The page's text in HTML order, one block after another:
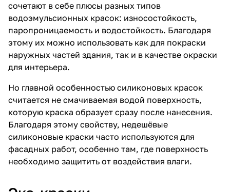
сочетают в себе плюсы разных типов
водоэмульсионных красок: износостойкость,
паропроницаемость и водостойкость. Благодаря
этому их можно использовать как для покраски
наружных частей здания, так и в качестве окраски
для интерьера.
Но главной особенностью силиконовых красок
считается не смачиваемая водой поверхность,
которую краска образует сразу после нанесения.
Благодаря этому свойству, недешёвые
силиконовые краски часто используются для
фасадных работ, особенно там, где поверхность
необходимо защитить от воздействия влаги.